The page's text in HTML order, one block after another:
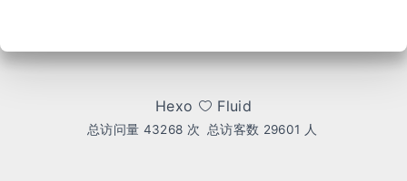
Hexo Fluid
总访问量 43268 次 总访客数 29601 人